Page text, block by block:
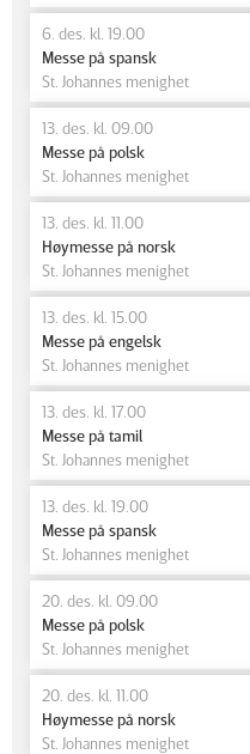
6. des. kl. 19.00
Messe på spansk
St. Johannes menighet
13. des. kl. 09.00
Messe på polsk
St. Johannes menighet
13. des. kl. 11.00
Høymesse på norsk
St. Johannes menighet
13. des. kl. 15.00
Messe på engelsk
St. Johannes menighet
13. des. kl. 17.00
Messe på tamil
St. Johannes menighet
13. des. kl. 19.00
Messe på spansk
St. Johannes menighet
20. des. kl. 09.00
Messe på polsk
St. Johannes menighet
20. des. kl. 11.00
Høymesse på norsk
St. Johannes menighet